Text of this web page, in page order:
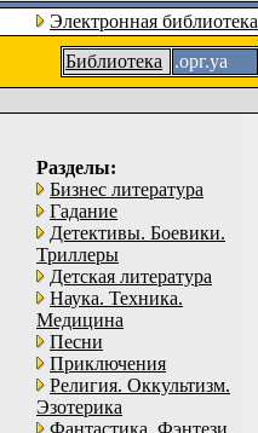
Электронная библиотека
Библиотека
.орг.уа
Разделы:
Бизнес литература
Гадание
Детективы. Боевики.
Триллеры
Детская литература
Наука. Техника.
Медицина
Песни
Приключения
Религия. Оккультизм.
Эзотерика
Фантастика. Фэнтези